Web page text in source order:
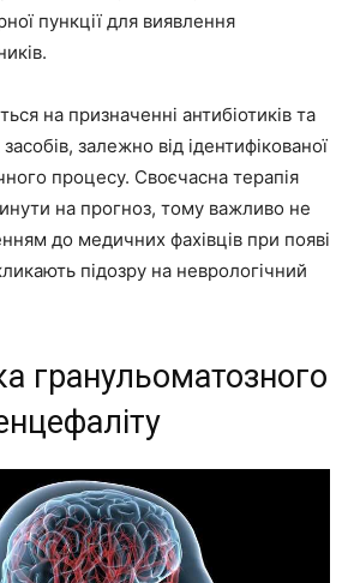
пункції для виявлення
на призначенні антибіотиків та
залежно від ідентифікованої
процесу. Своєчасна терапія
на прогноз, тому важливо не
до медичних фахівців при появі
підозру на неврологічний
гранульоматозного